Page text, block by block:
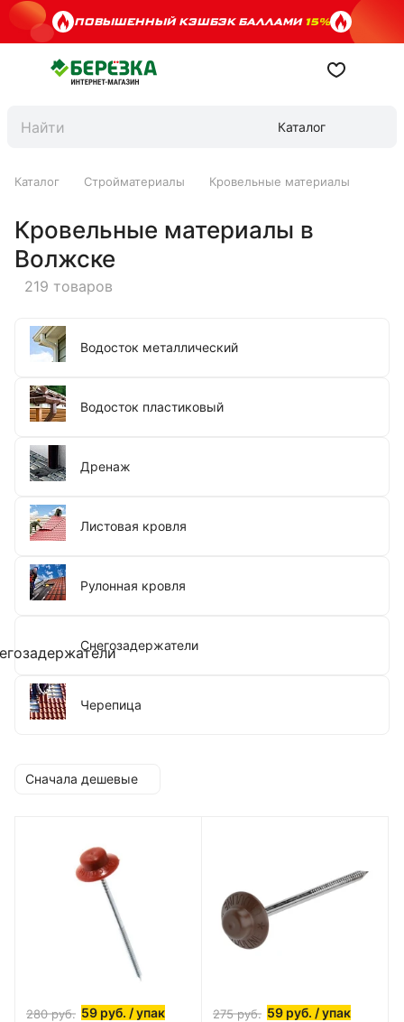
ПОВЫШЕННЫЙ КЭШБЭК БАЛЛАМИ15%
Каталог
Каталог Стройматериалы Кровельные материалы
Кровельные материалы в
Волжске
219 товаров
Водосток металлический
Водосток пластиковый
Дренаж
Листовая кровля
Рулонная кровля
Снегозадержатели
Черепица
Сначала дешевые
280руб. 59 руб. / упак
275руб. 59 руб. / упак